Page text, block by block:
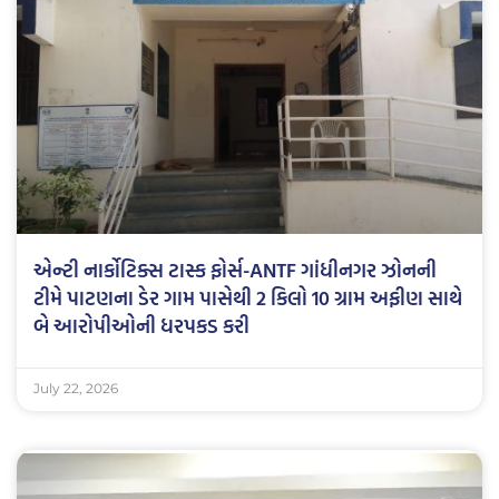
એન્ટી નાર્કોટિક્સ ટાસ્ક ફોર્સ-ANTF ગાંધીનગર ઝોનની
ટીમે પાટણના ડેર ગામ પાસેથી 2 કિલો 10 ગ્રામ અફીણ સાથે
બે આરોપીઓની ધરપકડ કરી
July 22, 2026